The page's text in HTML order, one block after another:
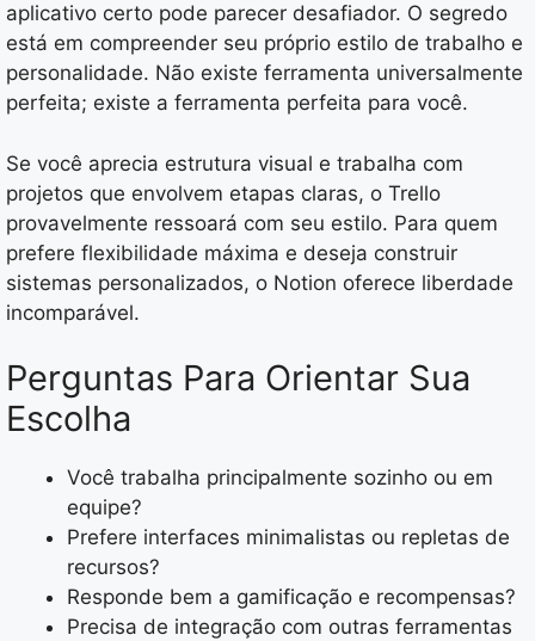
aplicativo certo pode parecer desafiador. O segredo
está em compreender seu próprio estilo de trabalho e
personalidade. Não existe ferramenta universalmente
perfeita; existe a ferramenta perfeita para você.
Se você aprecia estrutura visual e trabalha com
projetos que envolvem etapas claras, o Trello
provavelmente ressoará com seu estilo. Para quem
prefere flexibilidade máxima e deseja construir
sistemas personalizados, o Notion oferece liberdade
incomparável.
Perguntas Para Orientar Sua
Escolha
Você trabalha principalmente sozinho ou em
equipe?
Prefere interfaces minimalistas ou repletas de
recursos?
Responde bem a gamificação e recompensas?
Precisa de integração com outras ferramentas